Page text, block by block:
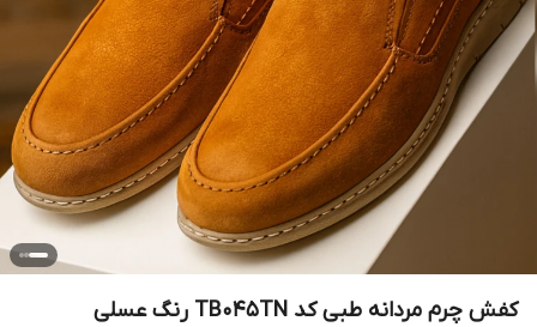
کفش چرم مردانه طبی کد TB045TN رنگ عسلی